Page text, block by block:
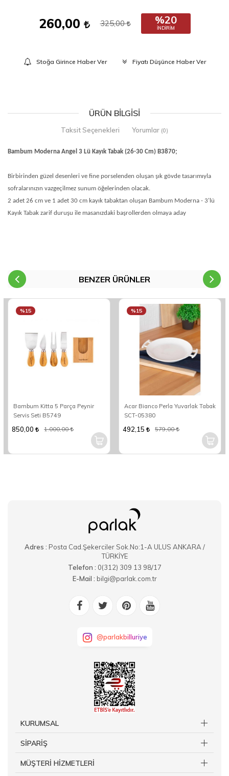
260,00 325,00 %20
İNDIRIM
Stoğa Girince Haber Ver Fiyatı Düşünce Haber Ver
ÜRÜN BILGISI
Taksit Seçenekleri Yorumlar (0)
Bambum Moderna Angel 3 Lü Kayık Tabak (26-30 Cm) B3870;
Birbirinden güzel desenleri ve fine porselenden oluşan şık gövde tasarımıyla
sofralarınızın vazgeçilmez sunum öğelerinden olacak.
2 adet 26 cm ve 1 adet 30 cm kayık tabaktan oluşan Bambum Moderna - 3'lü
Kayık Tabak zarif duruşu ile masanızdaki başrollerden olmaya aday
BENZER ÜRÜNLER
Bambum Kitta 5 Parça Peynir
Servis Seti B5749
%15
850,00 1.000,00
Acar Bianco Perla Yuvarlak Tabak
SCT-05380
%15
492,15 579,00
Adres : Posta Cad.Şekerciler Sok.No:1-A ULUS ANKARA /
TÜRKİYE
Telefon : 0(312) 309 13 98/17
E-Mail : bilgi@parlak.com.tr
@parlakbilluriye
KURUMSAL
SİPARİŞ
MÜŞTERİ HİZMETLERİ